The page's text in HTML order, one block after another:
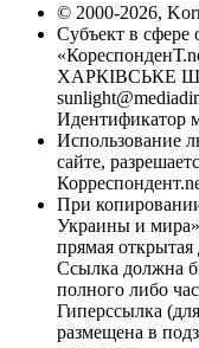
© 2000-2026,
Субъект в сфере
ХАРКІВСЬКЕ
Идентификатор
Использование
сайте,
При
Украины и
прямая
Ссылка должна
полного либо
Гиперссылка
размещена в